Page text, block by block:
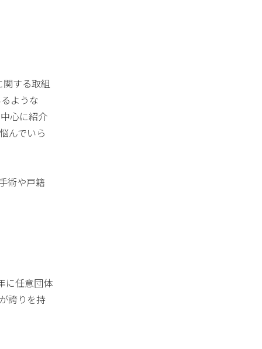
する取組
ような
心に紹介
んでいら
術や戸籍
に任意団体
誇りを持